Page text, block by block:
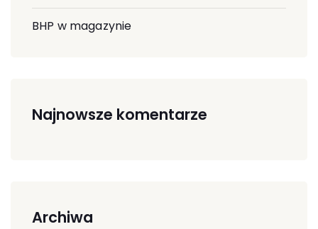
BHP w magazynie
Najnowsze komentarze
Archiwa